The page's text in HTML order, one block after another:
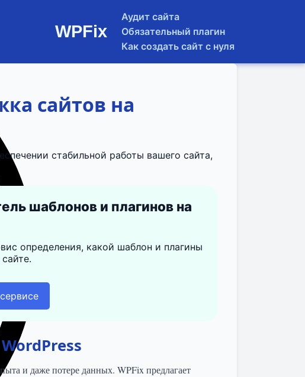
WPFix
Аудит сайта
Обязательный плагин
Как создать сайт с нуля
сайтов на
стабильной работы вашего сайта,
шаблонов и плагинов на
определения, какой шаблон и плагины
и даже потере данных. WPFix предлагает